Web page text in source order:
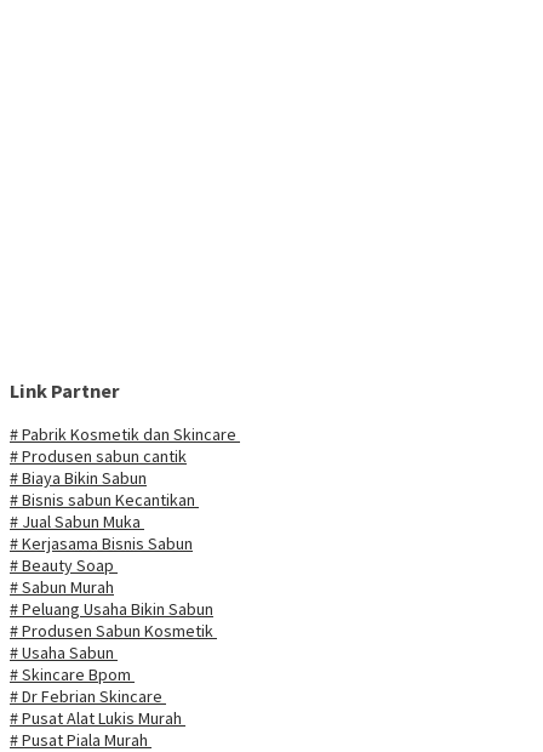
Link Partner
# Pabrik Kosmetik dan Skincare
# Produsen sabun cantik
# Biaya Bikin Sabun
# Bisnis sabun Kecantikan
# Jual Sabun Muka
# Kerjasama Bisnis Sabun
# Beauty Soap
# Sabun Murah
# Peluang Usaha Bikin Sabun
# Produsen Sabun Kosmetik
# Usaha Sabun
# Skincare Bpom
# Dr Febrian Skincare
# Pusat Alat Lukis Murah
# Pusat Piala Murah